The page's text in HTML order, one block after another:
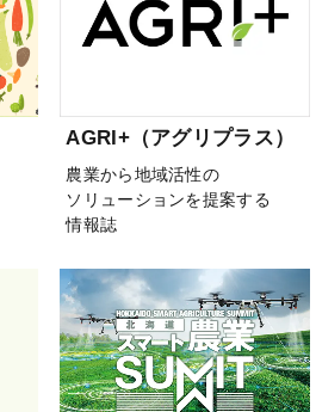
AGRI+（アグリプラス）
農業から地域活性の
ソリューションを提案する
情報誌